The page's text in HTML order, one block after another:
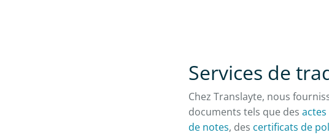
Services de
Chez Translayte, nous
documents tels que des
de notes, des certificats de